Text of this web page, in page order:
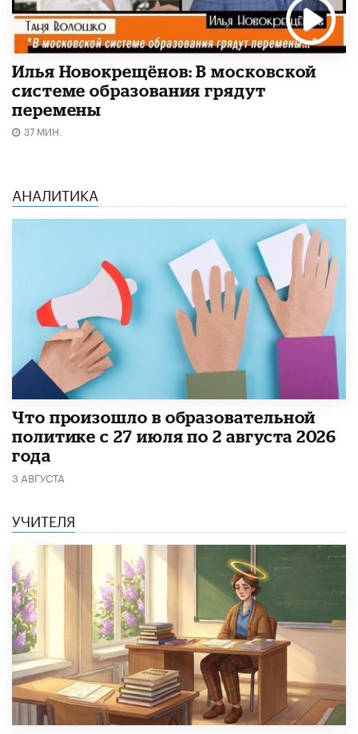
Илья Новокрещёнов: В московской
системе образования грядут
перемены
37 МИН.
АНАЛИТИКА
​Что произошло в образовательной
политике с 27 июля по 2 августа 2026
года
3 АВГУСТА
УЧИТЕЛЯ